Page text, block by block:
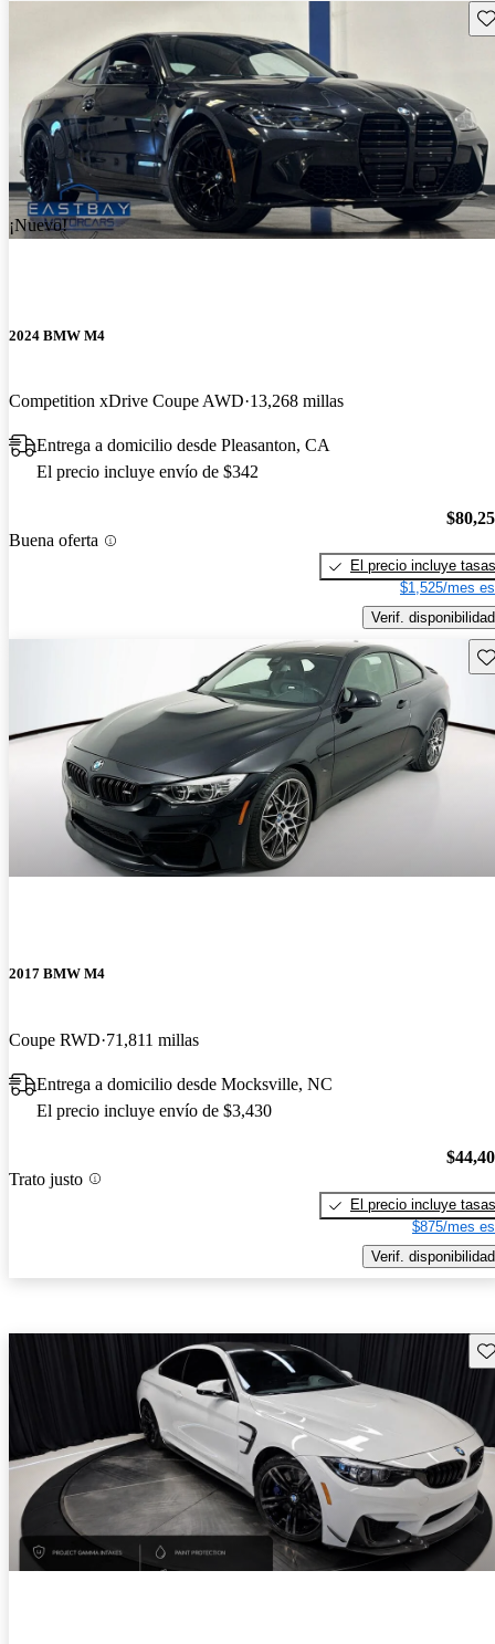
¡Nuevo!
2024 BMW M4
Competition xDrive Coupe AWD 13,268 millas
Entrega a domicilio desde Pleasanton, CA
El precio incluye envío de $342
Buena oferta
El precio incluye tasas
$1,525/mes
Verif. disponibilidad
2017 BMW M4
Coupe RWD 71,811 millas
Entrega a domicilio desde Mocksville, NC
El precio incluye envío de $3,430
Trato justo
El precio incluye tasas
$875/mes
Verif. disponibilidad